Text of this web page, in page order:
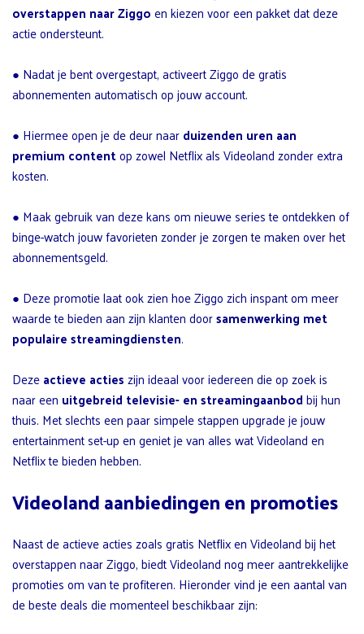
overstappen naar Ziggoen kiezen voor een pakket dat deze
actie ondersteunt.
● Nadat je bent overgestapt, activeert Ziggo de gratis
abonnementen automatisch op jouw account.
● Hiermee open je de deur naarduizenden uren aan
premium contentop zowel Netflix als Videoland zonder extra
kosten.
● Maak gebruik van deze kans om nieuwe series te ontdekken of
binge-watch jouw favorieten zonder je zorgen te maken over het
abonnementsgeld.
● Deze promotie laat ook zien hoe Ziggo zich inspant om meer
waarde te bieden aan zijn klanten doorsamenwerking met
populaire streamingdiensten.
Dezeactieve actieszijn ideaal voor iedereen die op zoek is
naar een uitgebreid televisie- en streamingaanbodbij hun
thuis. Met slechts een paar simpele stappen upgrade je jouw
entertainment set-up en geniet je van alles wat Videoland en
Netflix te bieden hebben.
Videoland aanbiedingen en promoties
Naast de actieve acties zoals gratis Netflix en Videoland bij het
overstappen naar Ziggo, biedt Videoland nog meer aantrekkelijke
promoties om van te profiteren. Hieronder vind je een aantal van
de beste deals die momenteel beschikbaar zijn: